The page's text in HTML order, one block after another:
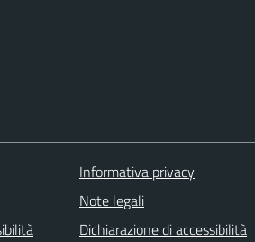
Informativa privacy
Note legali
Dichiarazione di accessibilità